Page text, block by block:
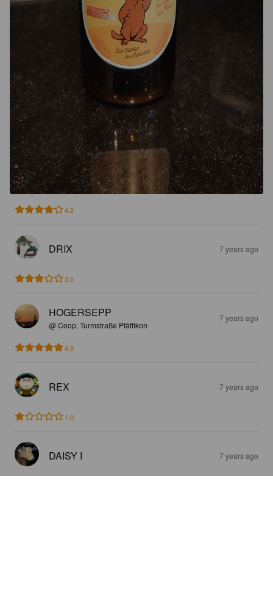
4.2
DRIX 7 years ago
3.0
HOGERSEPP
@ Coop, Turmstraße Pfäffikon
7 years ago
4.8
REX 7 years ago
1.0
DAISY I 7 years ago